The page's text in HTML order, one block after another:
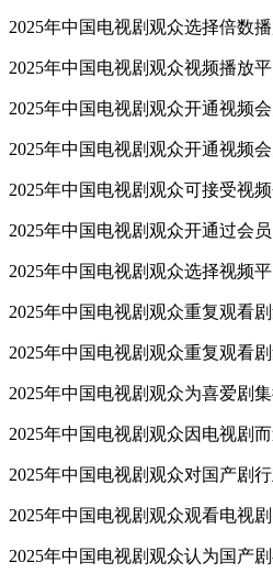
2025年中国电视剧观众选择倍数
2025年中国电视剧观众视频播放
2025年中国电视剧观众开通视频
2025年中国电视剧观众开通视频
2025年中国电视剧观众可接受视
2025年中国电视剧观众开通过会
2025年中国电视剧观众选择视频
2025年中国电视剧观众重复观看
2025年中国电视剧观众重复观看
2025年中国电视剧观众为喜爱剧
2025年中国电视剧观众因电视剧
2025年中国电视剧观众对国产剧
2025年中国电视剧观众观看电视
2025年中国电视剧观众认为国产